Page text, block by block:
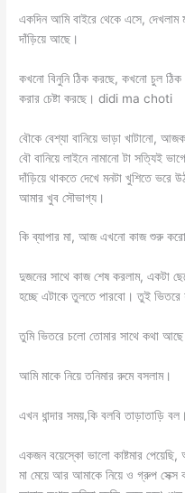
একদিন আমি বাইরে থেকে এসে, দেখলাম
দাঁড়িয়ে আছে।
কখনো বিনুনি ঠিক করছে, কখনো চুল ঠিক
করার চেষ্টা করছে। didi ma choti
বৌকে বেশ্যা বানিয়ে ভাড়া খাটানো,
বৌ বানিয়ে লাইনে নামানো টা সত্যিই
দাঁড়িয়ে থাকতে দেখে মনটা খুশিতে ভরে
আমার খুব সৌভাগ্য।
কি ব্যাপার মা, আজ এখনো কাজ শুরু করো
দুজনের সাথে কাজ শেষ করলাম, একটা
হচ্ছে এটাকে তুলতে পারবো। তুই
তুমি ভিতরে চলো তোমার সাথে কথা
আমি মাকে নিয়ে তনিমার রুমে বসলাম।
এখন ধান্দার সময়,কি বলবি তাড়াতাড়ি বল।
একজন বয়েস্কো ভালো কাষ্টমার পেয়েছি,
মা মেয়ে আর আমাকে নিয়ে ও গ্রুপ সেক্স